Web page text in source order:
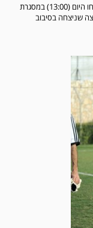
באסי גלבוע לא מקלים ראש ביריבה מליגה ג' אותה יארחו היום (13:00) במסגרת
שניצחה בסיבוב